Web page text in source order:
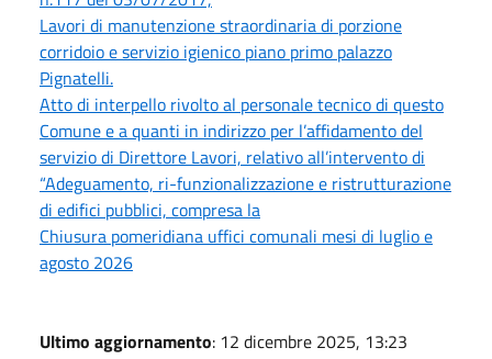
Lavori di manutenzione straordinaria di porzione
corridoio e servizio igienico piano primo palazzo
Pignatelli.
Atto di interpello rivolto al personale tecnico di questo
Comune e a quanti in indirizzo per l’affidamento del
servizio di Direttore Lavori, relativo all’intervento di
“Adeguamento, ri-funzionalizzazione e ristrutturazione
di edifici pubblici, compresa la
Chiusura pomeridiana uffici comunali mesi di luglio e
agosto 2026
Ultimo aggiornamento: 12 dicembre 2025, 13:23